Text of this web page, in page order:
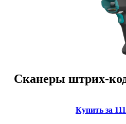
Сканеры штрих-
Купить за